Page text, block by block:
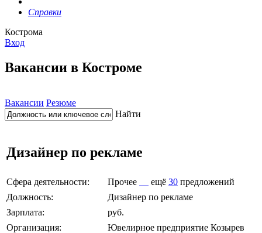
Справки
Кострома
Вход
Вакансии в Костроме
Вакансии Резюме
Найти
Дизайнер по рекламе
Сфера деятельности: Прочее ещё 30 предложений
Должность:
Дизайнер по рекламе
Зарплата:
руб.
Организация:
Ювелирное предприятие Козырев